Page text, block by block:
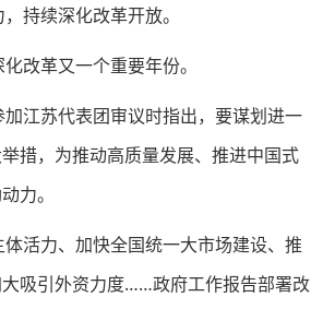
持续深化改革开放。
改革又一个重要年份。
江苏代表团审议时指出，要谋划进一
措，为推动高质量发展、推进中国式
力。
活力、加快全国统一大市场建设、推
吸引外资力度……政府工作报告部署改